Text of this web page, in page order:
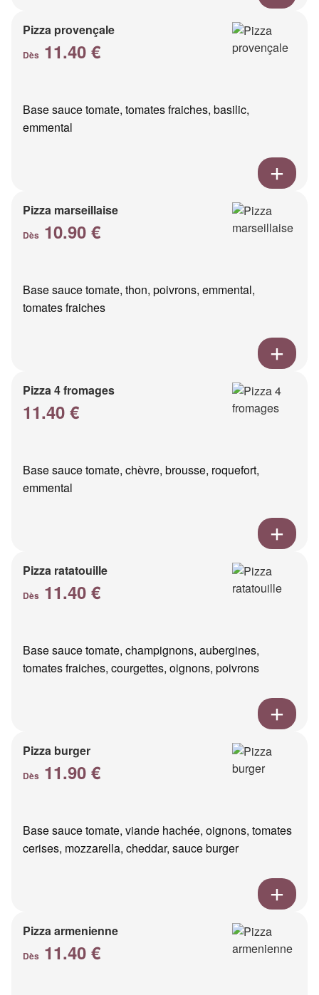
Pizza provençale
Dès 11.40 €
Base sauce tomate, tomates fraiches, basilic,
emmental
Pizza marseillaise
Dès 10.90 €
Base sauce tomate, thon, poivrons, emmental,
tomates fraiches
Pizza 4 fromages
11.40 €
Base sauce tomate, chèvre, brousse, roquefort,
emmental
Pizza ratatouille
Dès 11.40 €
Base sauce tomate, champignons, aubergines,
tomates fraiches, courgettes, oignons, poivrons
Pizza burger
Dès 11.90 €
Base sauce tomate, viande hachée, oignons, tomates
cerises, mozzarella, cheddar, sauce burger
Pizza armenienne
Dès 11.40 €